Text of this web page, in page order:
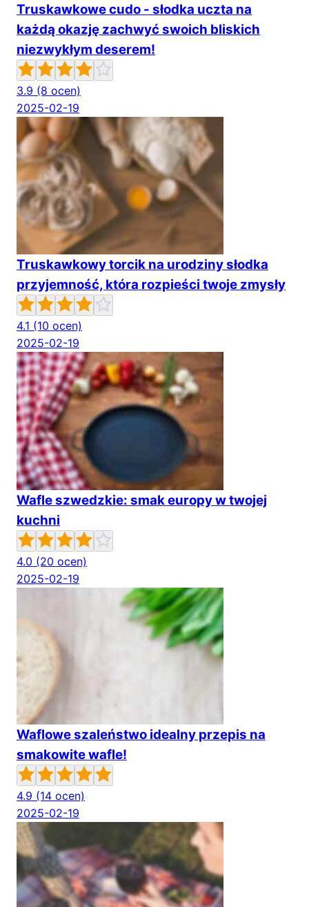
Truskawkowe cudo - słodka uczta na
każdą okazję zachwyć swoich bliskich
niezwykłym deserem!
3.9 (8 ocen)
2025-02-19
Truskawkowy torcik na urodziny słodka
przyjemność, która rozpieści twoje zmysły
4.1 (10 ocen)
2025-02-19
Wafle szwedzkie: smak europy w twojej
kuchni
4.0 (20 ocen)
2025-02-19
Waflowe szaleństwo idealny przepis na
smakowite wafle!
4.9 (14 ocen)
2025-02-19